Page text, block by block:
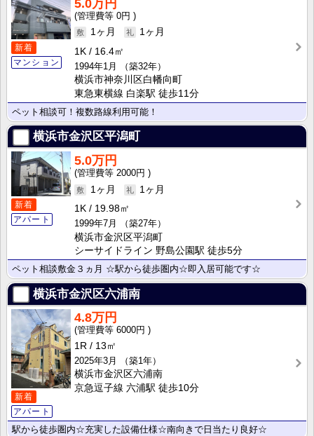
新着
マンション
5.0万円
0円
1ヶ月
1ヶ月
1K
16.4㎡
1994年1月
（築32年）
横浜市神奈川区白幡向町
東急東横線 白楽駅 徒歩11分
ペット相談可！複数路線利用可能！
横浜市金沢区平潟町
新着
アパート
5.0万円
2000円
1ヶ月
1ヶ月
1K
19.98㎡
1999年7月
（築27年）
横浜市金沢区平潟町
シーサイドライン 野島公園駅 徒歩5分
ペット相談敷金３ヵ月 ☆駅から徒歩圏内☆即入居可能です☆
横浜市金沢区六浦南
新着
アパート
4.8万円
6000円
1R
13㎡
2025年3月
（築1年）
横浜市金沢区六浦南
京急逗子線 六浦駅 徒歩10分
駅から徒歩圏内☆充実した設備仕様☆南向きで日当たり良好☆